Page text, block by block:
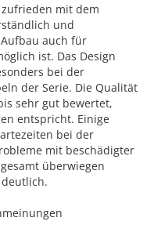
mit dem
und
auch für
ist. Das Design
bei der
der Serie. Die Qualität
sehr gut bewertet,
entspricht. Einige
bei der
mit beschädigter
überwiegen